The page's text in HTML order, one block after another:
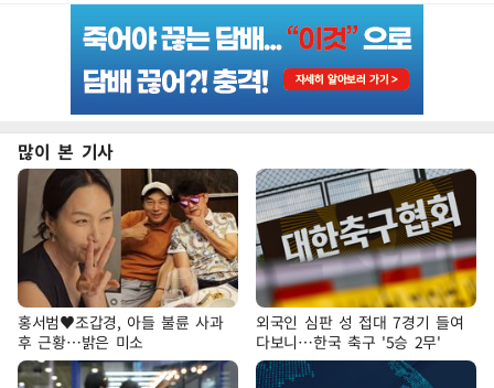
많이 본 기사
홍서범♥조갑경, 아들 불륜 사과
후 근황…밝은 미소
외국인 심판 성 접대 7경기 들여
다보니…한국 축구 '5승 2무'